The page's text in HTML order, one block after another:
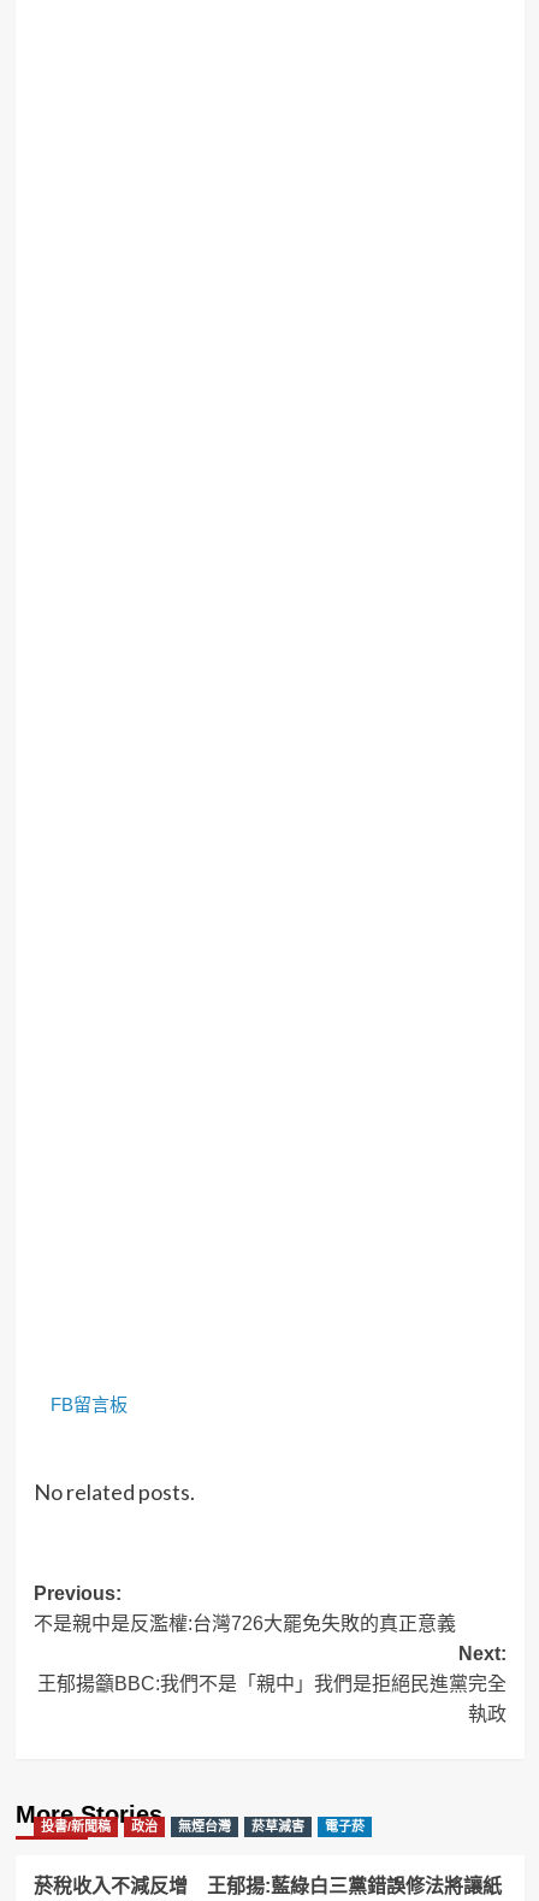
FB留言板
No related posts.
Post
navigation
Previous:
不是親中是反濫權:台灣726大罷免失敗的真正意義
Next:
王郁揚籲BBC:我們不是「親中」我們是拒絕民進黨完全
執政
More Stories
投書/新聞稿 政治 無煙台灣 菸草減害 電子菸
菸稅收入不減反增 王郁揚:藍綠白三黨錯誤修法將讓紙